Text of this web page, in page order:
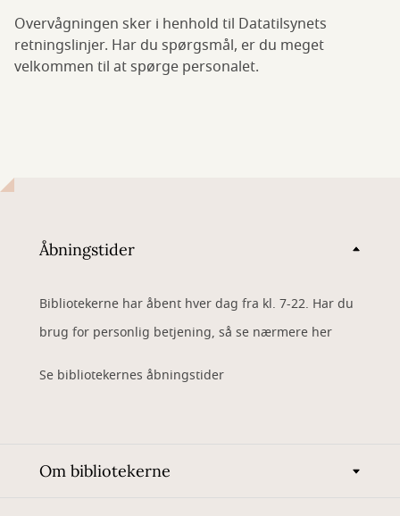
Overvågningen sker i henhold til Datatilsynets
retningslinjer. Har du spørgsmål, er du meget
velkommen til at spørge personalet.
Åbningstider
Bibliotekerne har åbent hver dag fra kl. 7-22. Har du
brug for personlig betjening, så se nærmere her
Se bibliotekernes åbningstider
Om bibliotekerne